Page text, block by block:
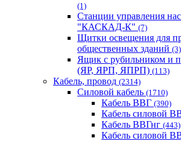
(1)
Станции управления
"КАСКАД-К" (7)
Щитки освещения для
общественных зданий (3)
Ящик с рубильником и
(ЯР, ЯРП, ЯПРП) (113)
Кабель, провод (2314)
Силовой кабель (1710)
Кабель ВВГ (390)
Кабель силовой
Кабель ВВГнг (443)
Кабель силовой